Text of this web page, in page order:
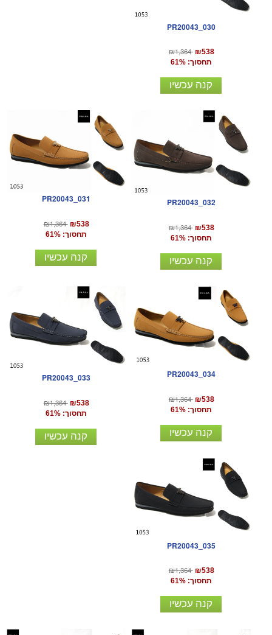
PR20043_030
₪1,364 ₪538
תחסוך: 61%
קנה עכשיו
PR20043_031
₪1,364 ₪538
תחסוך: 61%
קנה עכשיו
PR20043_032
₪1,364 ₪538
תחסוך: 61%
קנה עכשיו
PR20043_033
₪1,364 ₪538
תחסוך: 61%
קנה עכשיו
PR20043_034
₪1,364 ₪538
תחסוך: 61%
קנה עכשיו
PR20043_035
₪1,364 ₪538
תחסוך: 61%
קנה עכשיו